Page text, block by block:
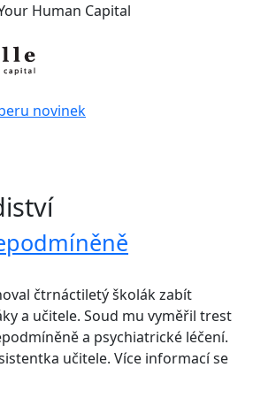
Human Capital
čtrnáctiletý školák zabít
a učitele. Soud mu vyměřil trest
a psychiatrické léčení.
učitele. Více informací se